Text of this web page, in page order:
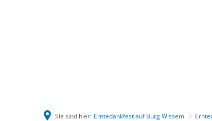
Sie sind hier: Erntedankfest auf Burg Wissem